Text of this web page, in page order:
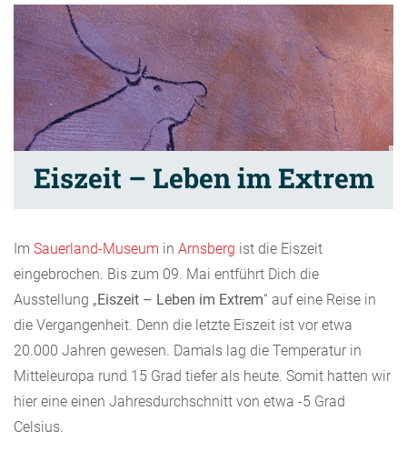
Eiszeit – Leben im Extrem
Im Sauerland-Museum in Arnsberg ist die Eiszeit
eingebrochen. Bis zum 09. Mai entführt Dich die
Ausstellung „Eiszeit – Leben im Extrem“ auf eine Reise in
die Vergangenheit. Denn die letzte Eiszeit ist vor etwa
20.000 Jahren gewesen. Damals lag die Temperatur in
Mitteleuropa rund 15 Grad tiefer als heute. Somit hatten wir
hier eine einen Jahresdurchschnitt von etwa -5 Grad
Celsius.